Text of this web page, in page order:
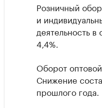
Розничный
и
деятельность
4,4%.
Оборот
Снижение
прошлого года.